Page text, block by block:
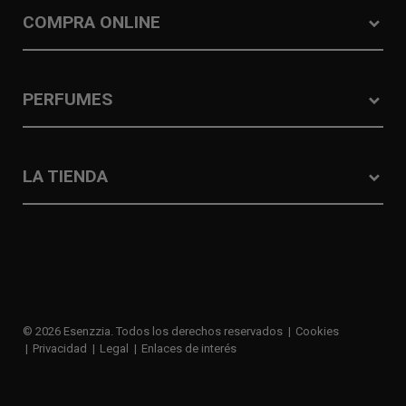
COMPRA ONLINE
PERFUMES
LA TIENDA
© 2026 Esenzzia. Todos los derechos reservados
Cookies
Privacidad
Legal Enlaces de interés